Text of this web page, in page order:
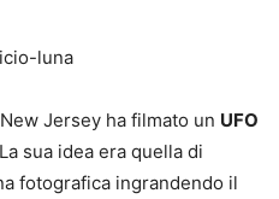
Jersey ha filmato un UFO
sua idea era quella di
fotografica ingrandendo il